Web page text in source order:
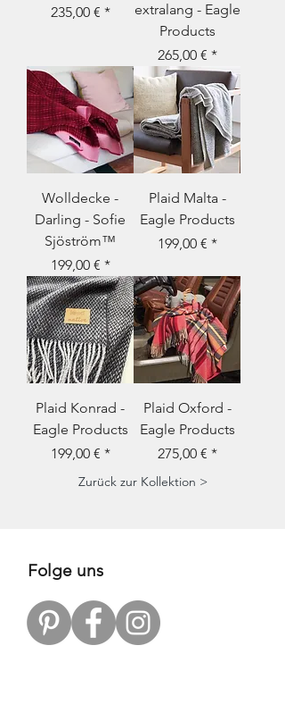
Prix
235,00 €
extralang - Eagle
Products
Prix
265,00 €
Wolldecke -
Darling - Sofie
Sjöström™
Prix
199,00 €
Plaid Malta -
Eagle Products
Prix
199,00 €
Plaid Konrad -
Eagle Products
Prix
199,00 €
Plaid Oxford -
Eagle Products
Prix
275,00 €
Zurück zur Kollektion >
Folge uns